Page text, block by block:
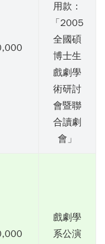
用款：
「2005
全國碩
博士生
戲劇學
術研討
會暨聯
合讀劇
會」
戲劇學
系公演